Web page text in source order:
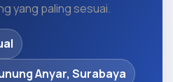
yang paling sesuai.
Anyar, Surabaya